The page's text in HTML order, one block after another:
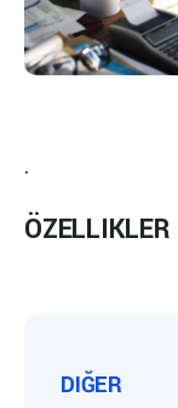
.
ÖZELLIKLER
DIĞER